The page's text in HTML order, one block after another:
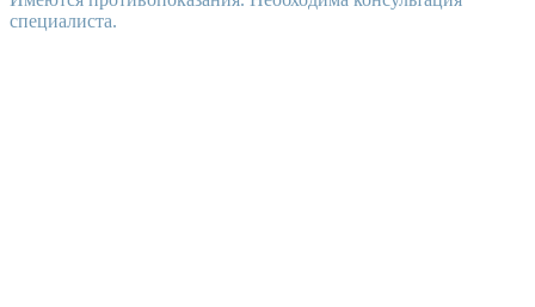
специалиста.